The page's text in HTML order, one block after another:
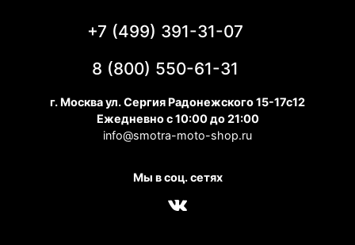
+7 (499) 391-31-07
8 (800) 550-61-31
г. Москва ул. Сергия Радонежского 15-17с12
Ежедневно с 10:00 до 21:00
info@smotra-moto-shop.ru
Мы в соц. сетях